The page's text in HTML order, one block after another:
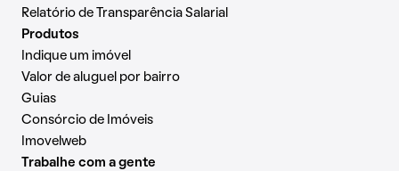
Relatório de Transparência Salarial
Produtos
Indique um imóvel
Valor de aluguel por bairro
Guias
Consórcio de Imóveis
Imovelweb
Trabalhe com a gente